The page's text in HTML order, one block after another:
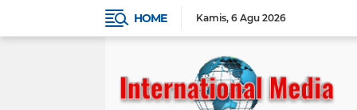
HOME Kamis 6 Agu 2026